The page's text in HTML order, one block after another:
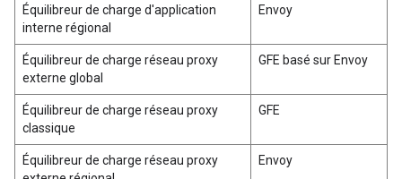
Équilibreur de charge d'application
interne régional
Envoy
Équilibreur de charge réseau proxy
externe global
GFE basé sur Envoy
Équilibreur de charge réseau proxy
classique
GFE
Équilibreur de charge réseau proxy
Envoy